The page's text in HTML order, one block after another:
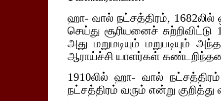
ஹா- வால் நட்சத்திரம்,
செய்து சூரியனைச்
அது மறுமடியும் மறுபடியும்
ஆராய்ச்சி யாளர்கள்
1910லில் ஹா- வால்
நட்சத்திரம் வரும் என்று